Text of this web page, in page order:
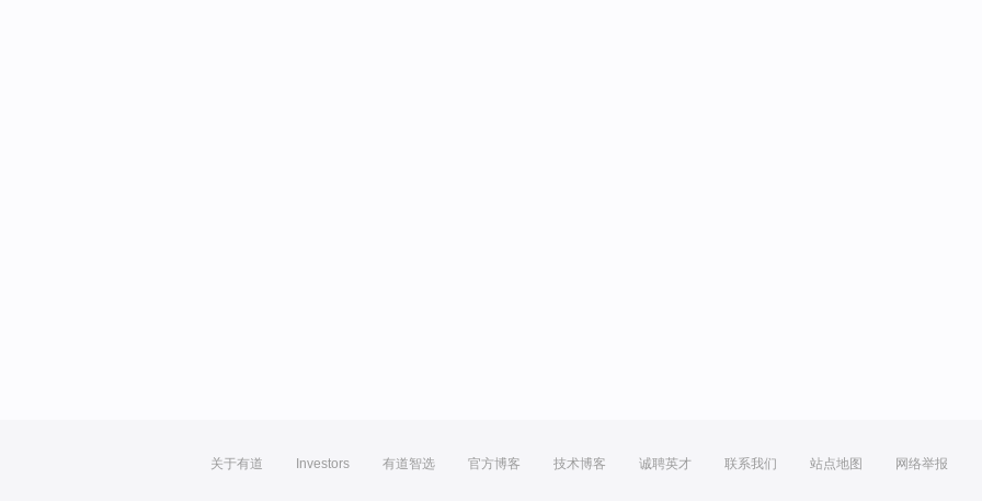
关于有道 Investors 有道智选 官方博客 技术博客 诚聘英才 联系我们 站点地图 网络举报